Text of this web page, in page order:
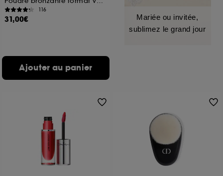
116
31,00€
Ajouter au panier
Mariée ou invitée,
sublimez le grand jour